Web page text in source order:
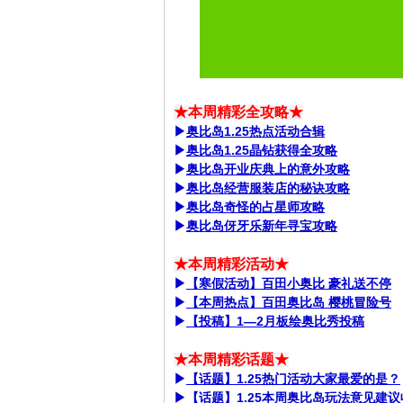
★本周精彩全攻略★
▶奥比岛1.25热点活动合辑
▶奥比岛1.25晶钻获得全攻略
▶奥比岛开业庆典上的意外攻略
▶奥比岛经营服装店的秘诀攻略
▶奥比岛奇怪的占星师攻略
▶奥比岛伢牙乐新年寻宝攻略
★本周精彩活动★
▶
【寒假活动】百田小奥比 豪礼送不停
▶
【本周热点】百田奥比岛 樱桃冒险号
▶
【投稿】1—2月板绘奥比秀投稿
★本周精彩话题★
▶
【话题】1.25热门活动大家最爱的是？
▶
【话题】1.25本周奥比岛玩法意见建